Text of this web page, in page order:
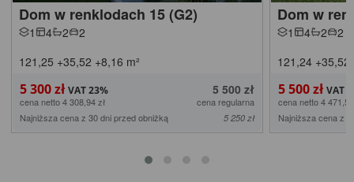
Dom w renklodach 15 (G2)
1 4 2
2
121,25 +35,52 +8,16 m²
5 300 zł 5 500 zł
cena netto 4 308,94 zł
cena regularna
Najniższa cena z 30 dni przed obniżką
5 250 zł
Dom w
1 4 2
2
121,24 +35,52
5 500 zł
cena netto 4
Najniższa cena z